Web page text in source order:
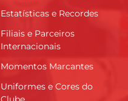
Estatísticas e Recordes
Filiais e Parceiros
Internacionais
Momentos Marcantes
Uniformes e Cores do